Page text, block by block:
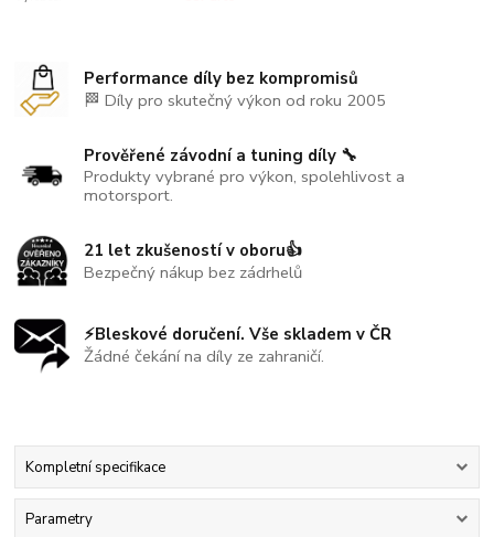
Performance díly bez kompromisů
🏁 Díly pro skutečný výkon od roku 2005
Prověřené závodní a tuning díly 🔧
Produkty vybrané pro výkon, spolehlivost a
motorsport.
21 let zkušeností v oboru👍
Bezpečný nákup bez zádrhelů
⚡Bleskové doručení. Vše skladem v ČR
Žádné čekání na díly ze zahraničí.
Kompletní specifikace
Parametry